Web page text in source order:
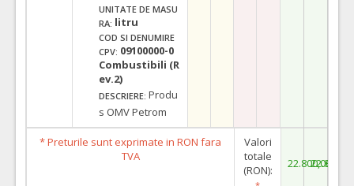
UNITATE DE MASU
RA: litru
COD SI DENUMIRE
CPV: 09100000-0
Combustibili (R
ev.2)
DESCRIERE: Produ
s OMV Petrom
* Preturile sunt exprimate in RON fara
TVA
Valori
totale
(RON):
22.800,00